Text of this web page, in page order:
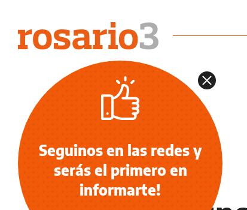
NOTICIAS
Seguinos en las redes y
serás el primero en
informarte!